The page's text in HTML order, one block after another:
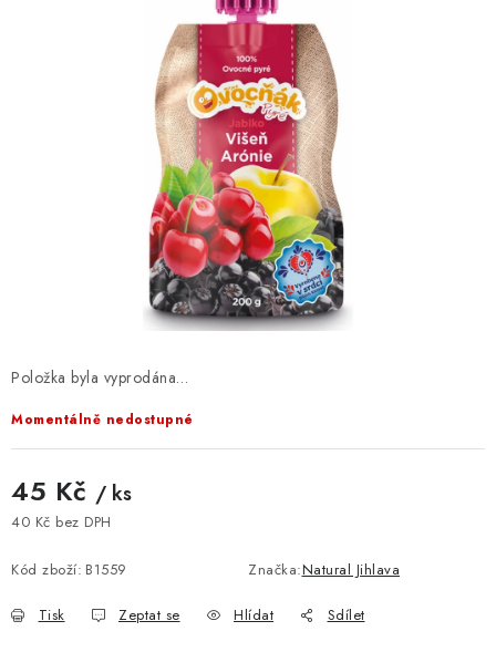
DOPRAVA A PLATBA
Reklamace a vrácení zboží
Podmínky ochrany osobních údajů
Položka byla vyprodána…
Momentálně nedostupné
45 Kč / ks
40 Kč bez DPH
Kód zboží: B1559 Značka:Natural Jihlava
Tisk Zeptat se Hlídat Sdílet